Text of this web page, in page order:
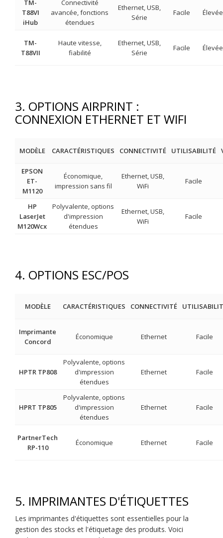
TM-
T88VI
iHub
Connectivité
avancée, fonctions
étendues
Ethernet, USB,
Série
Facile Élevée
TM-
T88VII
Haute vitesse,
fiabilité
Ethernet, USB,
Série
Facile Élevée
3. OPTIONS AIRPRINT :
CONNEXION ETHERNET ET WIFI
MODÈLE CARACTÉRISTIQUES CONNECTIVITÉ UTILISABILITÉ
EPSON
ET-
M1120
Économique,
impression sans fil
Ethernet, USB,
WiFi
Facile
HP
LaserJet
M120Wcx
Polyvalente, options
d'impression
étendues
Ethernet, USB,
WiFi
Facile
4. OPTIONS ESC/POS
MODÈLE CARACTÉRISTIQUES CONNECTIVITÉ
Imprimante
Concord
Économique Ethernet Facile
HPTR TP808
Polyvalente, options
d'impression
étendues
Ethernet Facile
HPRT TP805
Polyvalente, options
d'impression
étendues
Ethernet Facile
PartnerTech
RP-110
Économique Ethernet Facile
5. IMPRIMANTES D'ÉTIQUETTES
Les imprimantes d'étiquettes sont essentielles pour la
gestion des stocks et l'étiquetage des produits. Voici